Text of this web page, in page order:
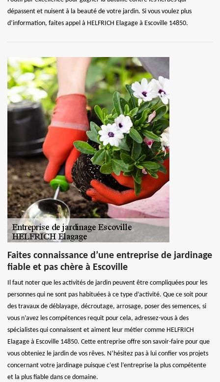
dépassent et nuisent à la beauté de votre jardin. Si vous voulez plus
d’information, faites appel à HELFRICH Elagage à Escoville 14850.
Faites connaissance d’une entreprise de jardinage
fiable et pas chère à Escoville
Il faut noter que les activités de jardin peuvent être compliquées pour les
personnes qui ne sont pas habituées à ce type d’activité. Que ce soit pour
des travaux de déblayage, décroutage, arrosage, poser des semences, si
vous n’avez les compétences requit pour cela, adressez-vous à des
spécialistes qui connaissent et aiment leur métier comme HELFRICH
Elagage à Escoville 14850. Cette entreprise offre son savoir-faire pour que
vous obteniez le jardin de vos rêves. N’hésitez pas à lui confier vos projets
concernant votre jardinage puisque c’est l’entreprise la plus compétente
et la plus fiable dans ce domaine.